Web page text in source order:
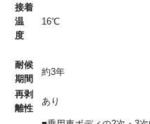
接着
温
度
16℃
耐候
期間
約3年
再剥
離性
あり